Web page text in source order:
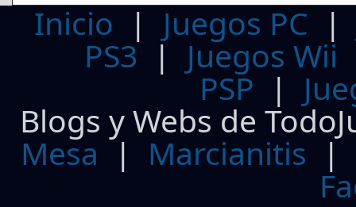
Inicio | Juegos PC
PS3| Juegos Wii
PSP |
Blogs y Webs de
Mesa | Marcianitis |